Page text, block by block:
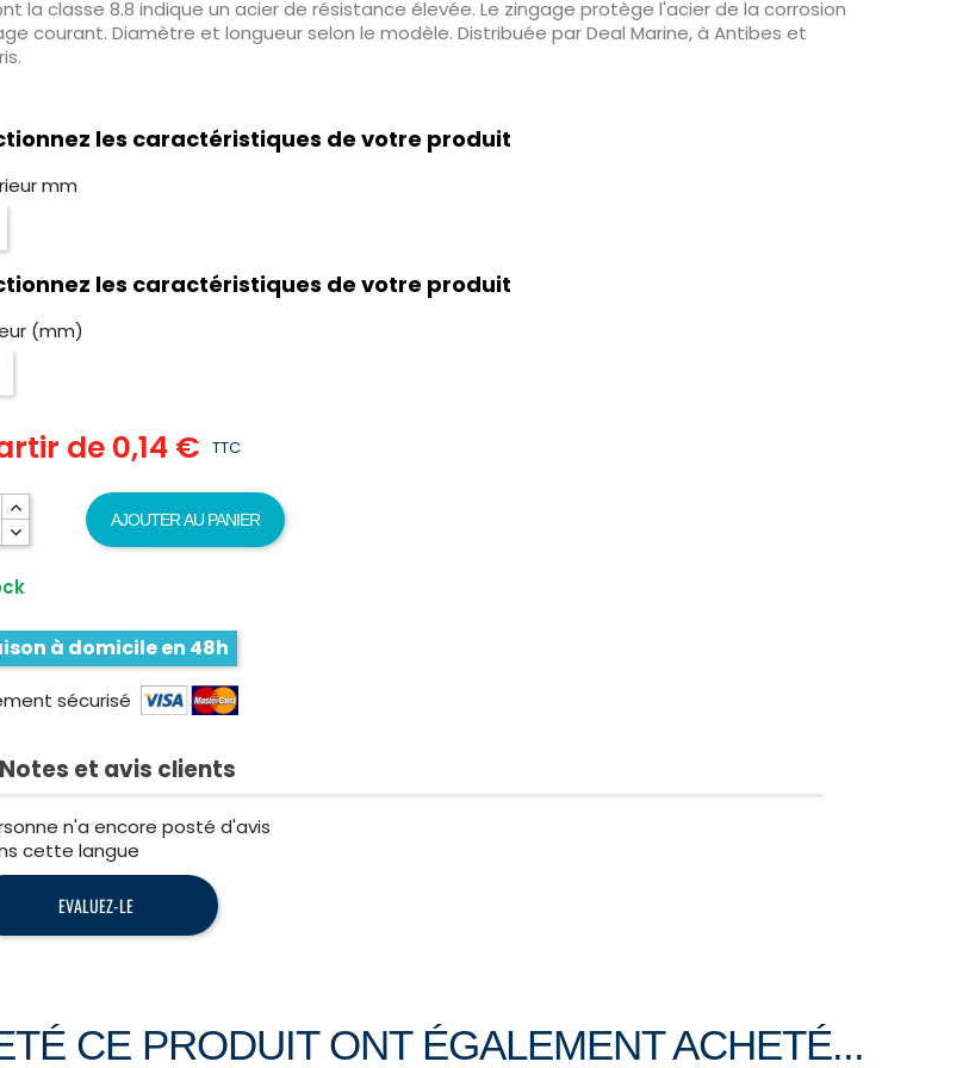
la classe 8.8 indique un acier de résistance élevée. Le zingage protège l'acier de la corrosion
courant. Diamètre et longueur selon le modèle. Distribuée par Deal Marine, à Antibes et
les caractéristiques de votre produit
mm
les caractéristiques de votre produit
(mm)
de 0,14 € TTC
AJOUTER AU PANIER
à domicile en 48h
sécurisé
et avis clients
n'a encore posté d'avis
cette langue
EVALUEZ-LE
CE PRODUIT ONT ÉGALEMENT ACHETÉ...